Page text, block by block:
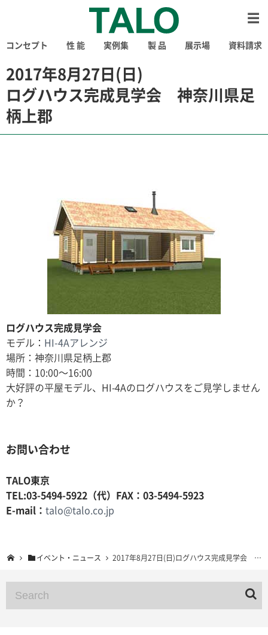
コンセプト 性 能 実例集 製 品 展示場 資料請求
2017年8月27日(日)
ログハウス完成見学会 神奈川県足
柄上郡
ログハウス完成見学会
モデル： HI-4Aアレンジ
場所：神奈川県足柄上郡
時間：10:00〜16:00
大好評の平屋モデル、HI-4Aのログハウスをご見学しません
か？
お問い合わせ
TALO東京
TEL:03-5494-5922（代）FAX：03-5494-5923
E-mail： talo@talo.co.jp
イベント・ニュース 2017年8月27日(日)ログハウス完成見学会 神奈川県足柄上郡